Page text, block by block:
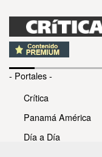
- Portales -
Crítica
Panamá América
Día a Día